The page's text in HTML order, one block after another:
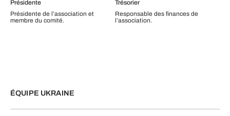
Présidente
Présidente de l’association et
membre du comité.
Trésorier
Responsable des finances de
l’association.
ÉQUIPE UKRAINE